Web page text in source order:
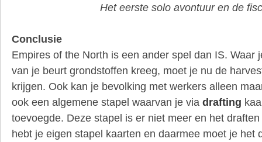
Het eerste solo avontuur en de
Conclusie
Empires of the North is een ander spel dan IS. Waar
van je beurt grondstoffen kreeg, moet je nu de
krijgen. Ook kan je bevolking met werkers alleen
ook een algemene stapel waarvan je via drafting
toevoegde. Deze stapel is er niet meer en het
hebt je eigen stapel kaarten en daarmee moet je het